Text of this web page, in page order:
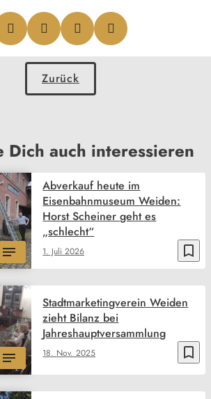
Zurück
Dich auch interessieren
bookmark_border
1. Juli 2026
Abverkauf heute im
Eisenbahnmuseum Weiden:
Horst Scheiner geht es
„schlecht“
bookmark_border
18. Nov. 2025
Stadtmarketingverein Weiden
zieht Bilanz bei
Jahreshauptversammlung